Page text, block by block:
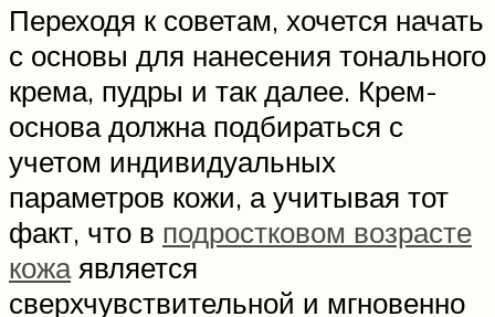
Переходя к советам, хочется начать
с основы для нанесения тонального
крема, пудры и так далее. Крем-
основа должна подбираться с
учетом индивидуальных
параметров кожи, а учитывая тот
факт, что в подростковом возрасте
кожаявляется
сверхчувствительной и мгновенно